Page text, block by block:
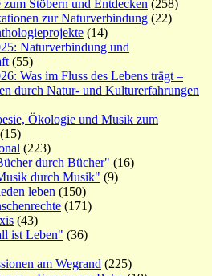
Stöbern und Entdecken (258)
zur Naturverbindung (22)
(14)
Naturverbindung und
(55)
Was im Fluss des Lebens trägt –
durch Natur- und Kulturerfahrungen
Ökologie und Musik zum
(15)
(223)
durch Bücher" (16)
durch Musik" (9)
leben (150)
(171)
(43)
ist Leben" (36)
am Wegrand (225)